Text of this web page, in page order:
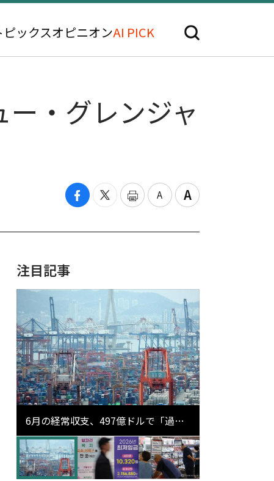
ピックスオピニオンAI PICK
・グレンジャ
注目記事
6月の経常収支、497億ドルで「過去
最大」…輸出が初の1000億ドル突破